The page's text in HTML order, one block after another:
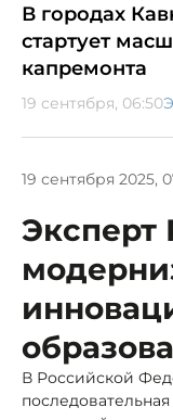
В городах
стартует
капремонта
19 сентября, 06:50
19 сентября 2025,
Эксперт
В Российской